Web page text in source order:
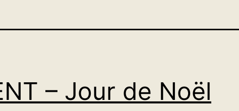
– Jour de Noël